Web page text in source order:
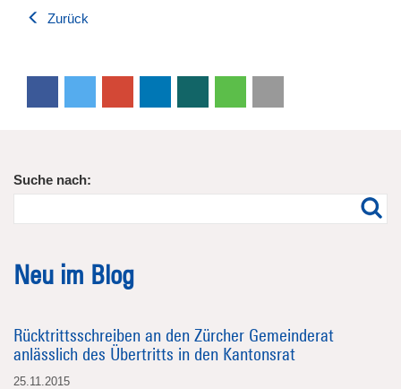
Zurück
Suche nach:
Neu im Blog
Rücktrittsschreiben an den Zürcher Gemeinderat
anlässlich des Übertritts in den Kantonsrat
25.11.2015